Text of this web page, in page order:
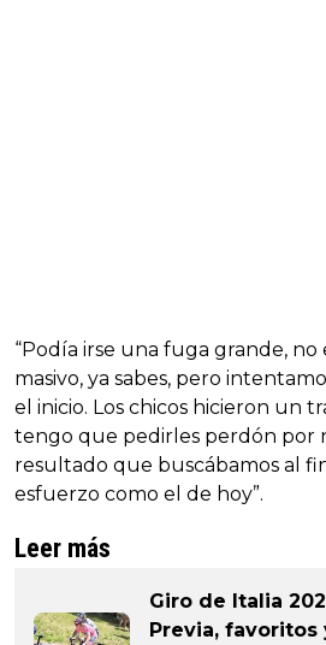
“Podía irse una fuga grande, no
masivo, ya sabes, pero
el inicio. Los chicos hicieron un
tengo que pedirles perdón por
resultado que buscábamos al
esfuerzo como el de hoy”.
Leer más
Giro de Italia
Previa, favoritos